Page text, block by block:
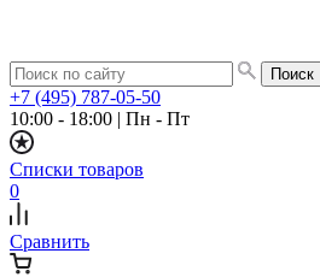
+7 (495) 787-05-50
10:00 - 18:00 | Пн - Пт
Списки товаров
0
Сравнить